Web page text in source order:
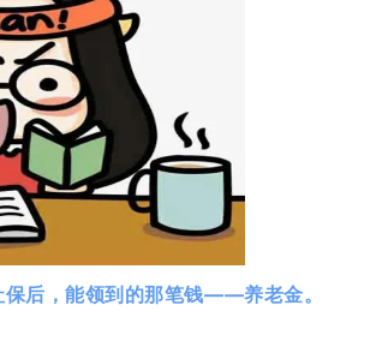
后，能领到的那笔钱——养老金。